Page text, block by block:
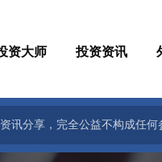
资大师 投资资讯
分享，完全公益不构成任何